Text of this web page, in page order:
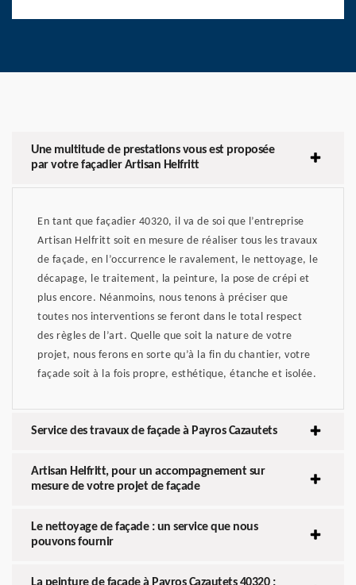
Une multitude de prestations vous est proposée
par votre façadier Artisan Helfritt
En tant que façadier 40320, il va de soi que l’entreprise
Artisan Helfritt soit en mesure de réaliser tous les travaux
de façade, en l’occurrence le ravalement, le nettoyage, le
décapage, le traitement, la peinture, la pose de crépi et
plus encore. Néanmoins, nous tenons à préciser que
toutes nos interventions se feront dans le total respect
des règles de l’art. Quelle que soit la nature de votre
projet, nous ferons en sorte qu’à la fin du chantier, votre
façade soit à la fois propre, esthétique, étanche et isolée.
Service des travaux de façade à Payros Cazautets
Artisan Helfritt, pour un accompagnement sur
mesure de votre projet de façade
Le nettoyage de façade : un service que nous
pouvons fournir
La peinture de façade à Payros Cazautets 40320 :